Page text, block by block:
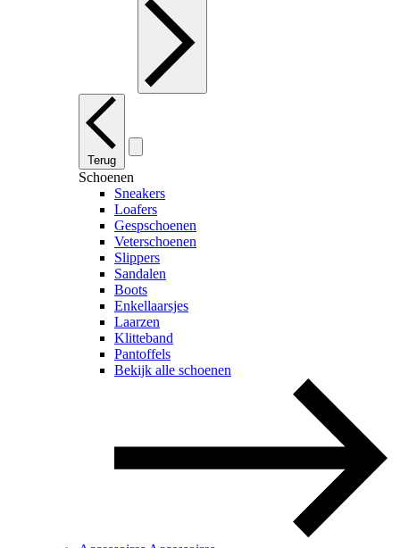
Terug
Schoenen
Sneakers
Loafers
Gespschoenen
Veterschoenen
Slippers
Sandalen
Boots
Enkellaarsjes
Laarzen
Klitteband
Pantoffels
Bekijk alle schoenen